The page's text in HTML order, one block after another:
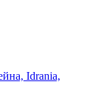
Idrania,